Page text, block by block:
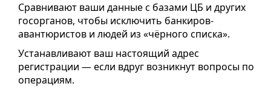
Сравнивают ваши данные с базами ЦБ и других
госорганов, чтобы исключить банкиров-
авантюристов и людей из «чёрного списка».
Устанавливают ваш настоящий адрес
регистрации — если вдруг возникнут вопросы по
операциям.